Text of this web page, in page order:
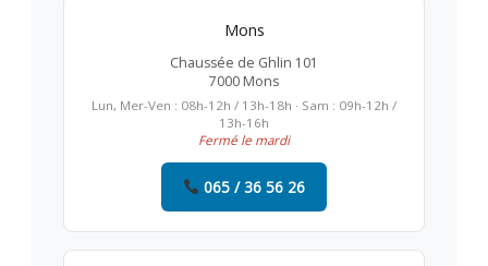
Mons
Chaussée de Ghlin 101
7000 Mons
Lun, Mer-Ven : 08h-12h / 13h-18h · Sam : 09h-12h /
13h-16h
Fermé le mardi
065 / 36 56 26